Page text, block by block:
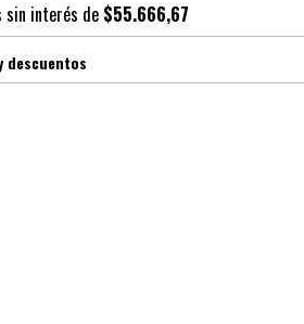
sin interés de $55.666,67
descuentos